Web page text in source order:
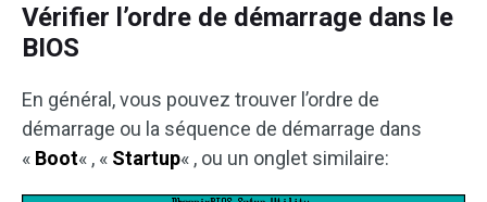
Vérifier l’ordre de démarrage dans le
BIOS
En général, vous pouvez trouver l’ordre de
démarrage ou la séquence de démarrage dans
« Boot« , « Startup« , ou un onglet similaire: